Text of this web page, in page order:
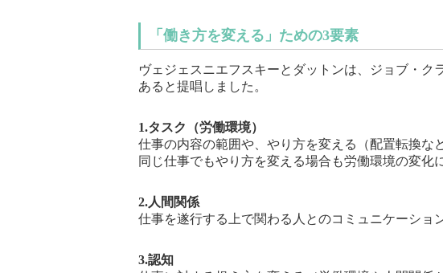
「働き方を変える」ための3要素
ヴェジェスニエフスキーとダットンは、ジョブ・
あると提唱しました。
1.タスク（労働環境）
仕事の内容の範囲や、やり方を変える（配置転換
同じ仕事でもやり方を変える場合も労働環境の変化
2.人間関係
仕事を遂行する上で関わる人とのコミュニケーショ
3.認知